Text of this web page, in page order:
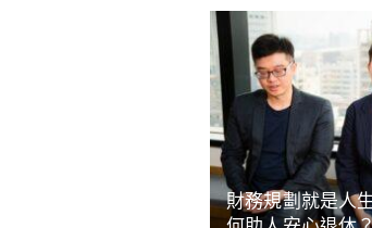
財務規劃就是人